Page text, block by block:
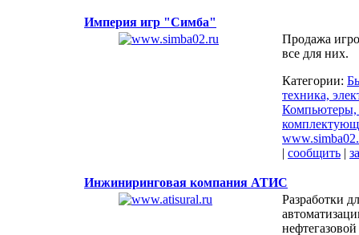
Империя игр "Симба"
Продажа
все для них.
Категории:
техника,
Компьютеры,
| сообщить |
Инжиниринговая компания АТИС
Разработки